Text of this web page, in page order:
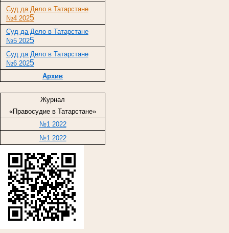
Суд да Дело в Татарстане
№4 2025
Суд да Дело в Татарстане
№5 2025
Суд да Дело в Татарстане
№6 2025
Архив
Журнал
«Правосудие в Татарстане»
№1 2022
№1 2022